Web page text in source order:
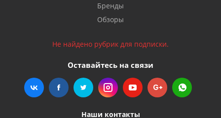
Бренды
Обзоры
Не найдено рубрик для подписки.
Оставайтесь на связи
Наши контакты